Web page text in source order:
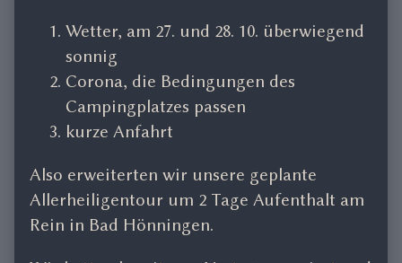
Bad
2,
Wetter, am 27. und 28. 10. überwiegend
sonnig
Corona, die Bedingungen des
Campingplatzes passen
kurze Anfahrt
Also erweiterten wir unsere geplante
Allerheiligentour um 2 Tage Aufenthalt am
Rein in Bad Hönningen.